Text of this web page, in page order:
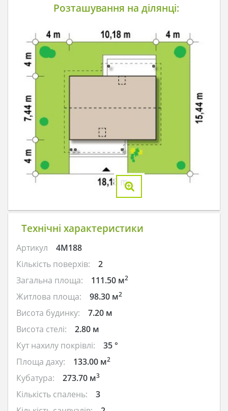
Розташування на ділянці:
Технічні характеристики
Артикул
4M188
Кількість поверхів:
2
Загальна площа:
111.50 м2
Житлова площа: 98.30 м2
Висота будинку:
7.20 м
Висота стелі:
2.80 м
Кут нахилу покрівлі:
35 °
Площа даху:
133.00 м2
Кубатура: 273.70 м3
Кількість спалень:
3